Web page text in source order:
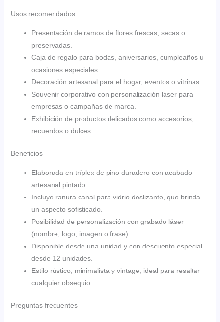
Usos recomendados
Presentación de ramos de flores frescas, secas o
preservadas.
Caja de regalo para bodas, aniversarios, cumpleaños u
ocasiones especiales.
Decoración artesanal para el hogar, eventos o vitrinas.
Souvenir corporativo con personalización láser para
empresas o campañas de marca.
Exhibición de productos delicados como accesorios,
recuerdos o dulces.
Beneficios
Elaborada en tríplex de pino duradero con acabado
artesanal pintado.
Incluye ranura canal para vidrio deslizante, que brinda
un aspecto sofisticado.
Posibilidad de personalización con grabado láser
(nombre, logo, imagen o frase).
Disponible desde una unidad y con descuento especial
desde 12 unidades.
Estilo rústico, minimalista y vintage, ideal para resaltar
cualquier obsequio.
Preguntas frecuentes